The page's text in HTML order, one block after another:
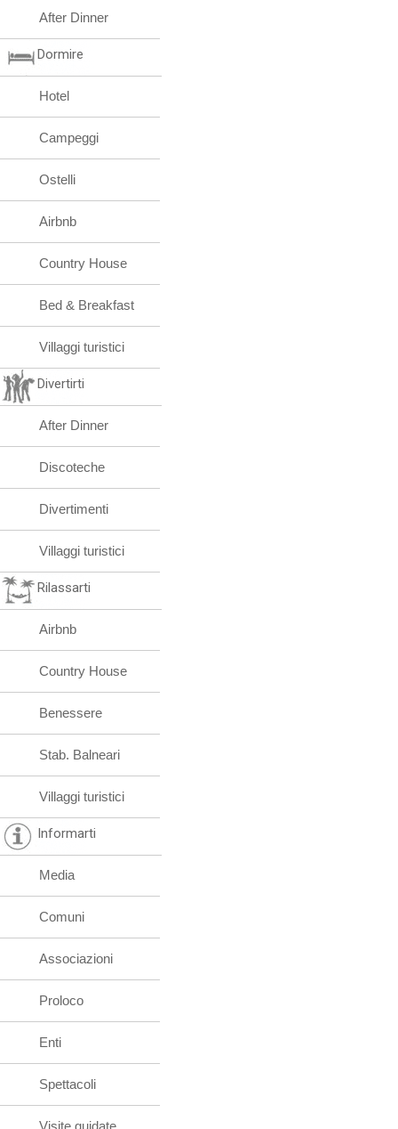
After Dinner
Dormire
Hotel
Campeggi
Ostelli
Airbnb
Country House
Bed & Breakfast
Villaggi turistici
Divertirti
After Dinner
Discoteche
Divertimenti
Villaggi turistici
Rilassarti
Airbnb
Country House
Benessere
Stab. Balneari
Villaggi turistici
Informarti
Media
Comuni
Associazioni
Proloco
Enti
Spettacoli
Visite guidate